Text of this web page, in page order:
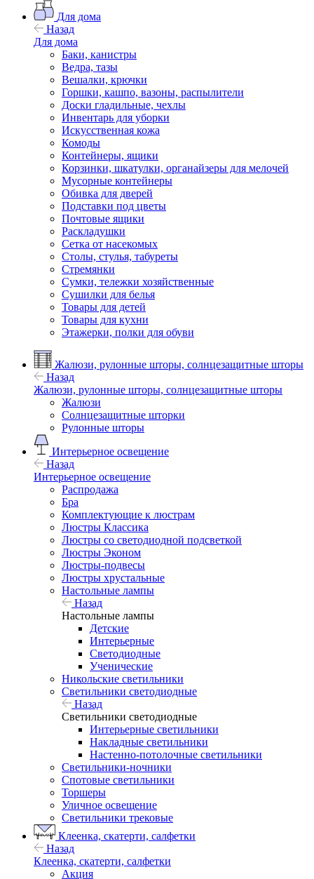
Для дома
Назад
Для дома
Баки, канистры
Ведра, тазы
Вешалки, крючки
Горшки, кашпо, вазоны, распылители
Доски гладильные, чехлы
Инвентарь для уборки
Искусственная кожа
Комоды
Контейнеры, ящики
Корзинки, шкатулки, органайзеры для мелочей
Мусорные контейнеры
Обивка для дверей
Подставки под цветы
Почтовые ящики
Раскладушки
Сетка от насекомых
Столы, стулья, табуреты
Стремянки
Сумки, тележки хозяйственные
Сушилки для белья
Товары для детей
Товары для кухни
Этажерки, полки для обуви
Жалюзи, рулонные шторы, солнцезащитные шторы
Назад
Жалюзи, рулонные шторы, солнцезащитные шторы
Жалюзи
Солнцезащитные шторки
Рулонные шторы
Интерьерное освещение
Назад
Интерьерное освещение
Распродажа
Бра
Комплектующие к люстрам
Люстры Классика
Люстры со светодиодной подсветкой
Люстры Эконом
Люстры-подвесы
Люстры хрустальные
Настольные лампы
Назад
Настольные лампы
Детские
Интерьерные
Светодиодные
Ученические
Никольские светильники
Светильники светодиодные
Назад
Светильники светодиодные
Интерьерные светильники
Накладные светильники
Настенно-потолочные светильники
Светильники-ночники
Спотовые светильники
Торшеры
Уличное освещение
Светильники трековые
Клеенка, скатерти, салфетки
Назад
Клеенка, скатерти, салфетки
Акция